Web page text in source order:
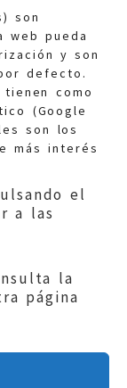
son
web pueda
y son
defecto.
como
(Google
son los
más interés
el
a las
la
página
|